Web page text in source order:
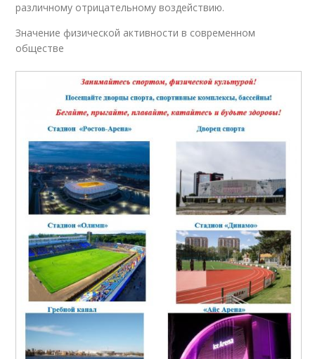
различному отрицательному воздействию.
Значение физической активности в современном
обществе